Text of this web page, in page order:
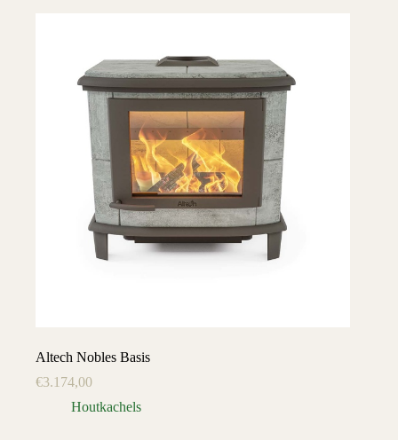
Altech Nobles Basis
€3.174,00
Houtkachels